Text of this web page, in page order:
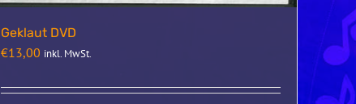
Geklaut DVD
€13,00 inkl. MwSt.